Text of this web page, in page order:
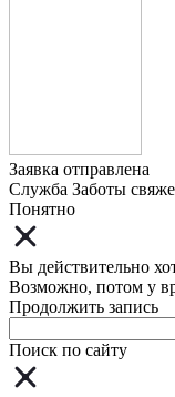
Заявка отправлена
Служба Заботы
Понятно
Вы действительно
Возможно, потом у
Продолжить запись
Поиск по сайту